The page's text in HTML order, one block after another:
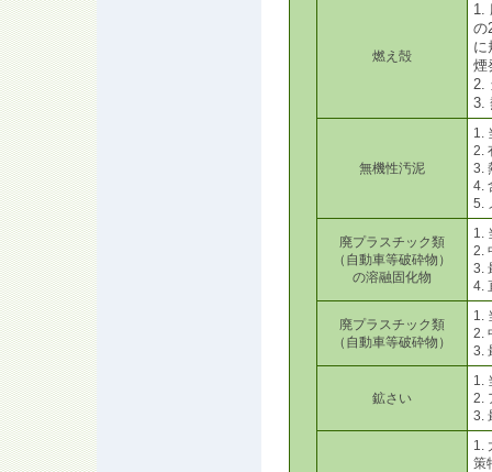
燃え殻
1.
の
に
煙
2.
3.
無機性汚泥
1.
2.
3.
4.
5.
廃プラスチック類
（自動車等破砕物）
の溶融固化物
1.
2.
3.
4.
廃プラスチック類
（自動車等破砕物）
1.
2.
3.
鉱さい
1.
2.
3.
1.
策